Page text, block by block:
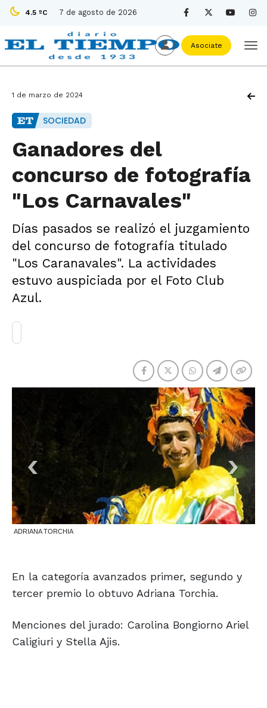
4.5 ºC 7 de agosto de 2026
Asociate
1 de marzo de 2024
SOCIEDAD
Ganadores del
concurso de fotografía
"Los Carnavales"
Días pasados se realizó el juzgamiento
del concurso de fotografía titulado
"Los Caranavales". La actividades
estuvo auspiciada por el Foto Club
Azul.
ADRIANA TORCHIA
En la categoría avanzados primer, segundo y
tercer premio lo obtuvo Adriana Torchia.
Menciones del jurado: Carolina Bongiorno Ariel
Caligiuri y Stella Ajis.